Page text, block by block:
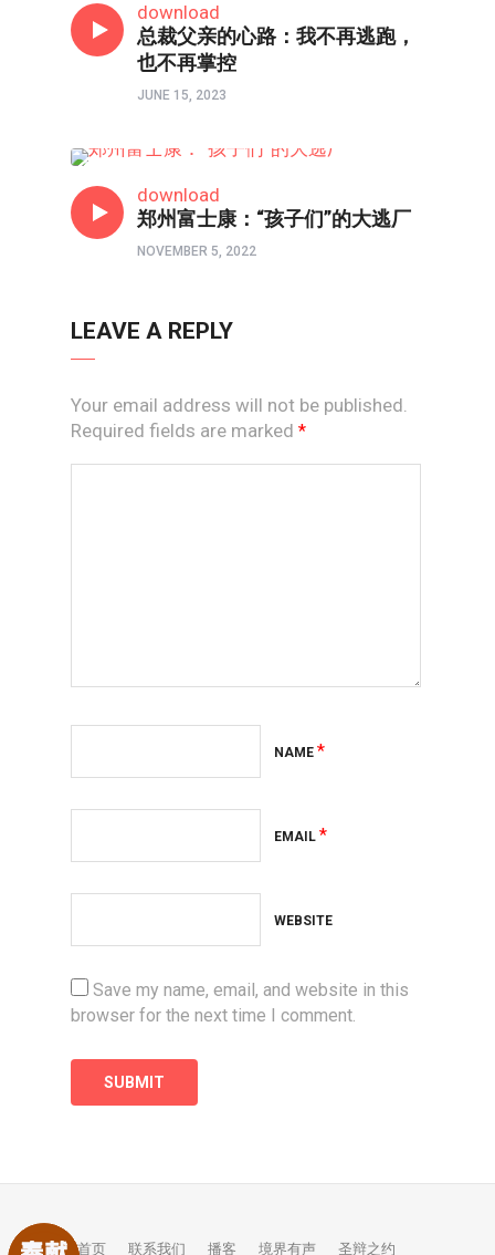
download
总裁父亲的心路：我不再逃跑，
也不再掌控
JUNE 15, 2023
download
郑州富士康：“孩子们”的大逃厂
NOVEMBER 5, 2022
LEAVE A REPLY
Your email address will not be published.
Required fields are marked *
NAME *
EMAIL *
WEBSITE
Save my name, email, and website in this
browser for the next time I comment.
首页 联系我们 播客 境界有声 圣辩之约